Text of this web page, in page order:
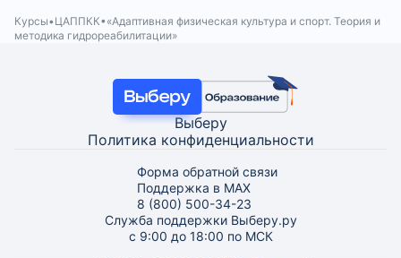
Курсы ЦАППКК «Адаптивная физическая культура и спорт. Теория и
методика гидрореабилитации»
Выберу
Политика конфиденциальности
Форма обратной связи
Поддержка в MAX
8 (800) 500-34-23
Служба поддержки Выберу.ру
с 9:00 до 18:00 по МСК